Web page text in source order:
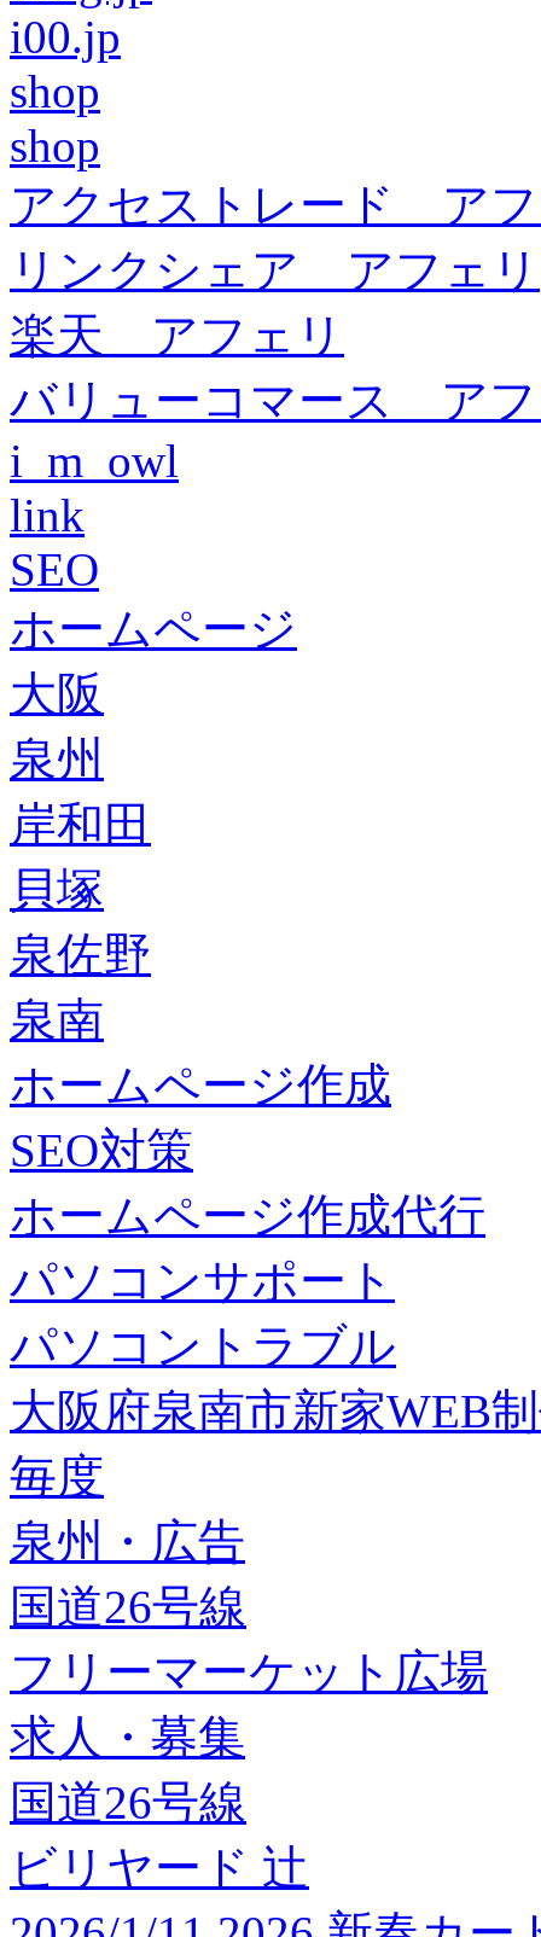
i00.jp
shop
shop
アクセストレード ア
リンクシェア アフェリ
楽天 アフェリ
バリューコマース ア
i_m_owl
link
SEO
ホームページ
大阪
泉州
岸和田
貝塚
泉佐野
泉南
ホームページ作成
SEO対策
ホームページ作成代行
パソコンサポート
パソコントラブル
大阪府泉南市新家WEB
毎度
泉州・広告
国道26号線
フリーマーケット広場
求人・募集
国道26号線
ビリヤード 辻